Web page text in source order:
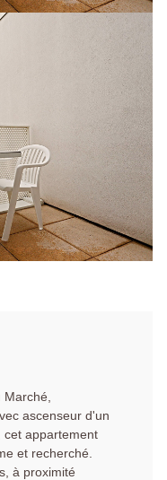
ascenseur d'un
cet appartement
et recherché.
à proximité